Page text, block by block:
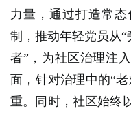
力量，通过打造常
制，推动年轻党员从“
者”，为社区治理注
面，针对治理中的“
重。同时，社区始终